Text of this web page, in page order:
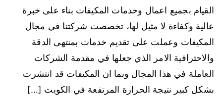
القيام بجميع اعمال وخدمات المكيفات بناء على خبرة
عالية وكفاءة لا مثيل لها، تخصصت شركتنا في مجال
المكيفات وعملت على تقديم خدمات بمنتهى الدقة
والاحترافية الامر الذي جعلها في مقدمة الشركات
العاملة في هذا المجال وبما ان المكيفات قد انتشرت
بشكل كبير نتيجة الحرارة المرتفعة في الكويت […]